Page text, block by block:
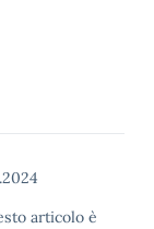
articolo è